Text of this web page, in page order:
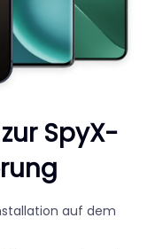
SpyX-
auf dem